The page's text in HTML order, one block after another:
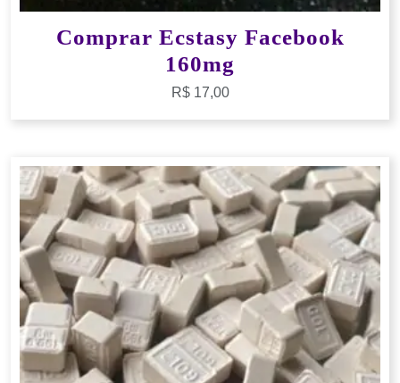
Comprar Ecstasy Facebook
160mg
R$17,00